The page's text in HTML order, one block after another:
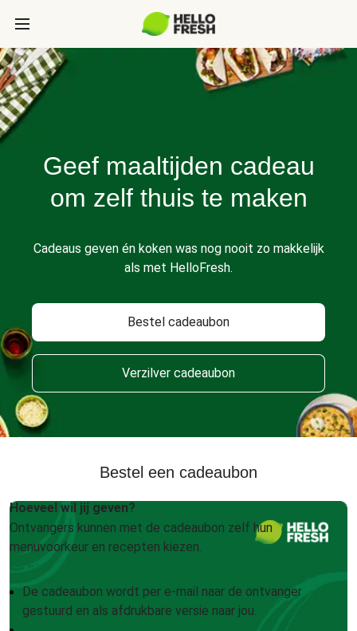
Geef maaltijden cadeau
om zelf thuis te maken
Cadeaus geven én koken was nog nooit zo makkelijk
als met HelloFresh.
Bestel cadeaubon
Verzilver cadeaubon
Bestel een cadeaubon
Hoeveel wil jij geven?
Ontvangers kunnen met de cadeaubon zelf hun
menuvoorkeur en recepten kiezen.
De cadeaubon wordt per e-mail naar de ontvanger
gestuurd en als afdrukbare versie naar jou.